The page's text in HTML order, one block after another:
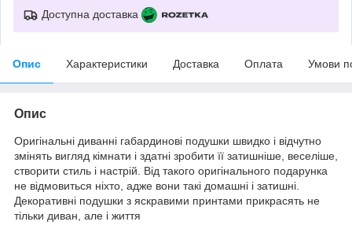
Доступна доставка
Опис Характеристики Доставка Оплата Умови
Опис
Оригінальні диванні габардинові подушки швидко і відчутно
змінять вигляд кімнати і здатні зробити її затишніше, веселіше,
створити стиль і настрій. Від такого оригінального подарунка
не відмовиться ніхто, адже вони такі домашні і затишні.
Декоративні подушки з яскравими принтами прикрасять не
тільки диван, але і життя